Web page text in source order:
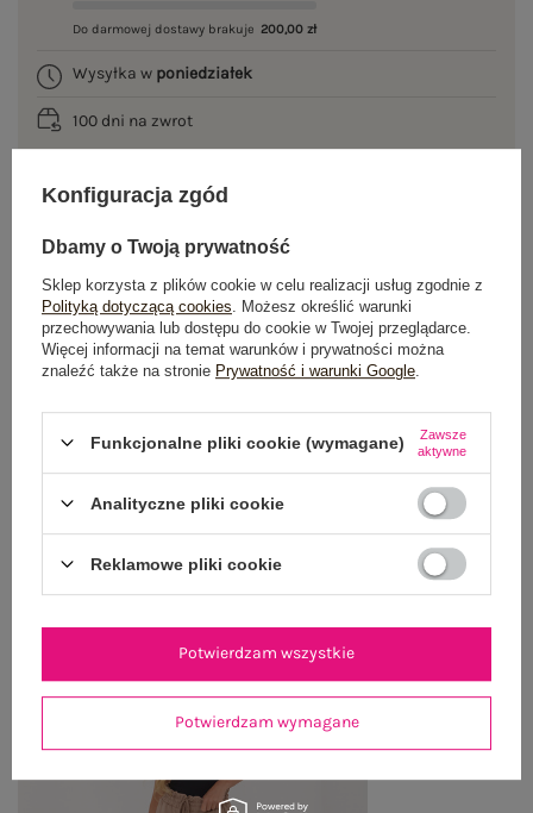
Do darmowej dostawy brakuje 200,00 zł
Wysyłka w poniedziałek
100 dni na zwrot
GŁÓWNE PARAMETRY
OPINIE O PRODUKCIE (0)
ZWROTY I REKLAMACJE
OSTATNIO OGLĄDANE
Zobacz wszystko
Konfiguracja zgód
Dbamy o Twoją prywatność
Sklep korzysta z plików cookie w celu realizacji usług zgodnie z
Polityką dotyczącą cookies . Możesz określić warunki
przechowywania lub dostępu do cookie w Twojej przeglądarce.
Więcej informacji na temat warunków i prywatności można
znaleźć także na stronie Prywatność i warunki Google
Funkcjonalne pliki cookie (wymagane)
Zawsze
aktywne
Analityczne pliki cookie
Reklamowe pliki cookie
Potwierdzam wymagane
Potwierdzam wszystkie